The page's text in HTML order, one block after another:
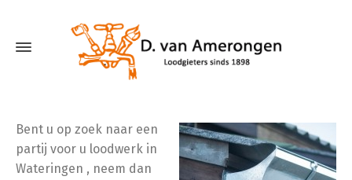
Bent u op zoek naar een
partij voor u loodwerk in
Wateringen , neem dan